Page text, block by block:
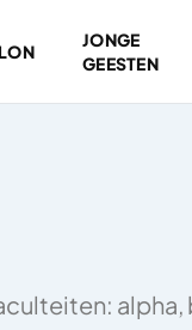
JONGE
GEESTEN
alpha,